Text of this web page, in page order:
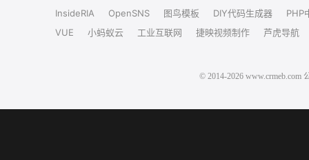
InsideRIA
OpenSNS 图鸟模板 DIY代码生成器
PHP
VUE
小蚂蚁云 工业互联网 捷映视频制作 芦虎导航
© 2014-2026